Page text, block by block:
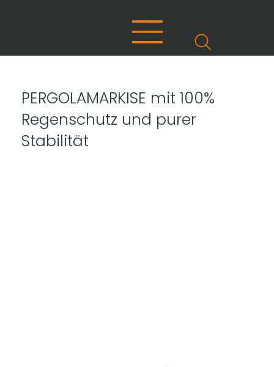
PERGOLAMARKISE mit 100%
Regenschutz und purer
Stabilität